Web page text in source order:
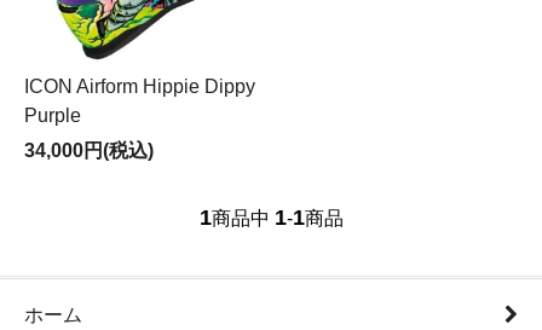
ICON Airform Hippie Dippy
Purple
34,000円(税込)
1商品中 1-1商品
ホーム